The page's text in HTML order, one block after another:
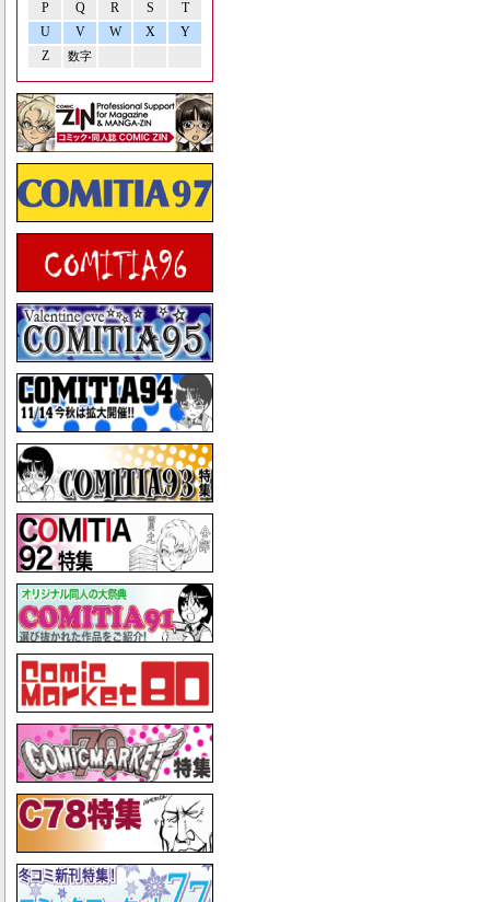
P Q R S
T
U
V W X
Y
Z
数字